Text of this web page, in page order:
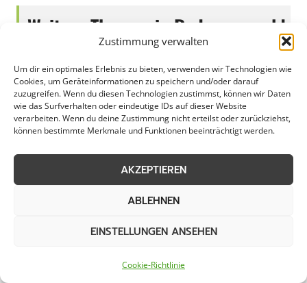
Zustimmung verwalten
Um dir ein optimales Erlebnis zu bieten, verwenden wir Technologien wie
Cookies, um Geräteinformationen zu speichern und/oder darauf
zuzugreifen. Wenn du diesen Technologien zustimmst, können wir Daten
wie das Surfverhalten oder eindeutige IDs auf dieser Website
verarbeiten. Wenn du deine Zustimmung nicht erteilst oder zurückziehst,
können bestimmte Merkmale und Funktionen beeinträchtigt werden.
AKZEPTIEREN
ABLEHNEN
EINSTELLUNGEN ANSEHEN
Cookie-Richtlinie
Weitere Themen in Radevormwald
Schneeräumung Eisglättebekämpfung
Bereitschaftsdienst Schneeabtransport
Räumung von
öffentlichen Flächen
Notfallservice
Weitere Kategorien in
Radevormwald